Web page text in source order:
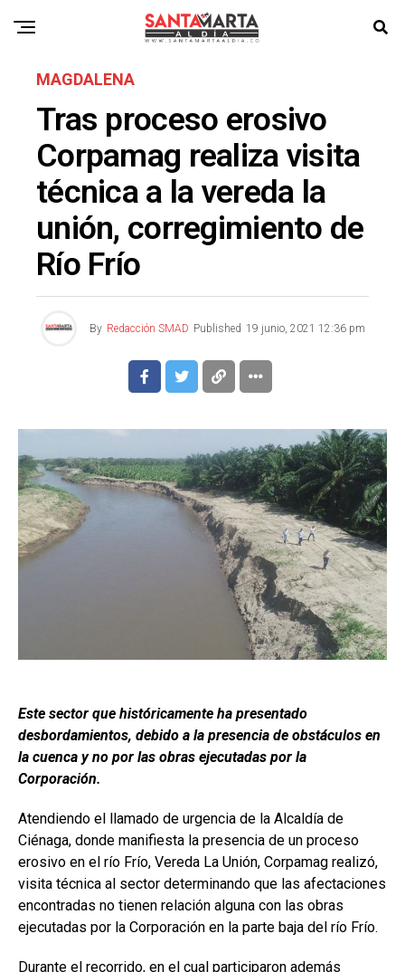
MAGDALENA
Tras proceso erosivo
Corpamag realiza visita
técnica a la vereda la
unión, corregimiento de
Río Frío
By Redacción SMAD Published 19 junio, 2021 12:36 pm
Este sector que históricamente ha presentado
desbordamientos, debido a la presencia de obstáculos en
la cuenca y no por las obras ejecutadas por la
Corporación.
Atendiendo el llamado de urgencia de la Alcaldía de
Ciénaga, donde manifiesta la presencia de un proceso
erosivo en el río Frío, Vereda La Unión, Corpamag realizó,
visita técnica al sector determinando que las afectaciones
encontradas no tienen relación alguna con las obras
ejecutadas por la Corporación en la parte baja del río Frío.
Durante el recorrido, en el cual participaron además